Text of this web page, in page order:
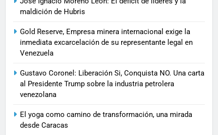
maldición de Hubris
Gold Reserve, Empresa minera internacional exige la
inmediata excarcelación de su representante legal en
Venezuela
Gustavo Coronel: Liberación Si, Conquista NO. Una carta
al Presidente Trump sobre la industria petrolera
venezolana
El yoga como camino de transformación, una mirada
desde Caracas